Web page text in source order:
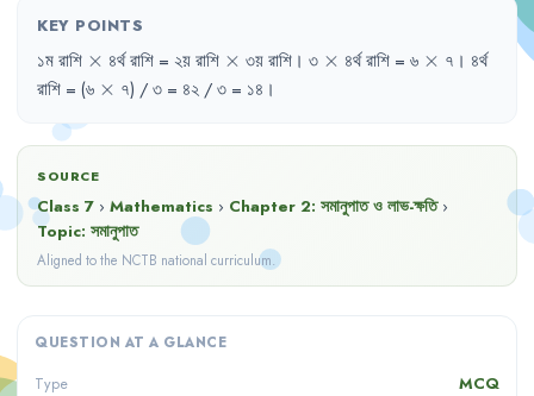
KEY POINTS
১মরাশি \times
× ৪র্থরাশি = ২য়রাশি \times
× ৩য়রাশি । ৩ \times
× ৪র্থরাশি = ৬ \times
× ৭ । ৪র্থ
রাশি = (৬ \times
× ৭) / ৩ = ৪২ / ৩ = ১৪ ।
SOURCE
Class 7 › Mathematics › Chapter 2: সমানুপাত ও লাভ-ক্ষতি ›
Topic: সমানুপাত
Aligned to the NCTB national curriculum.
QUESTION AT A GLANCE
Type MCQ